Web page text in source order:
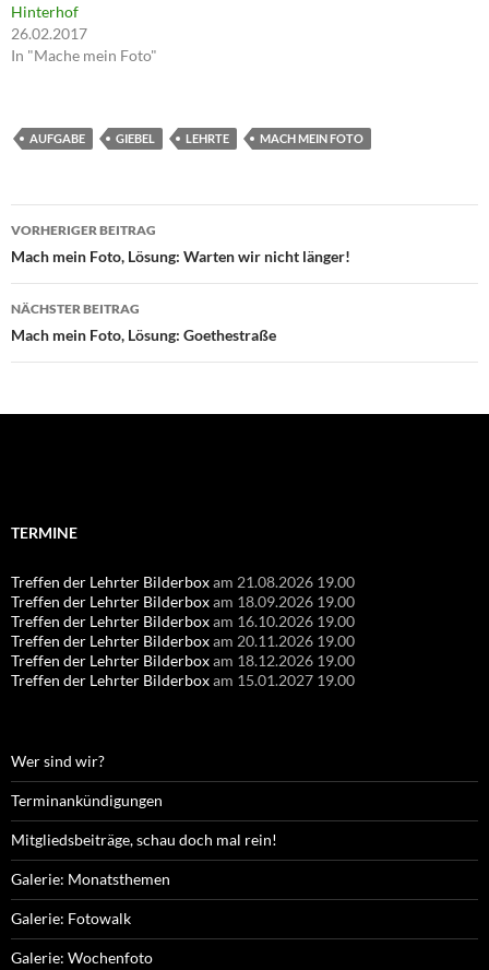
Hinterhof
26.02.2017
In "Mache mein Foto"
AUFGABE GIEBEL LEHRTE MACH MEIN FOTO
Beitragsnavigation
VORHERIGER BEITRAG
Mach mein Foto, Lösung: Warten wir nicht länger!
NÄCHSTER BEITRAG
Mach mein Foto, Lösung: Goethestraße
TERMINE
Treffen der Lehrter Bilderboxam 21.08.2026 19.00
Treffen der Lehrter Bilderboxam 18.09.2026 19.00
Treffen der Lehrter Bilderboxam 16.10.2026 19.00
Treffen der Lehrter Bilderboxam 20.11.2026 19.00
Treffen der Lehrter Bilderboxam 18.12.2026 19.00
Treffen der Lehrter Bilderboxam 15.01.2027 19.00
Wer sind wir?
Terminankündigungen
Mitgliedsbeiträge, schau doch mal rein!
Galerie: Monatsthemen
Galerie: Fotowalk
Galerie: Wochenfoto